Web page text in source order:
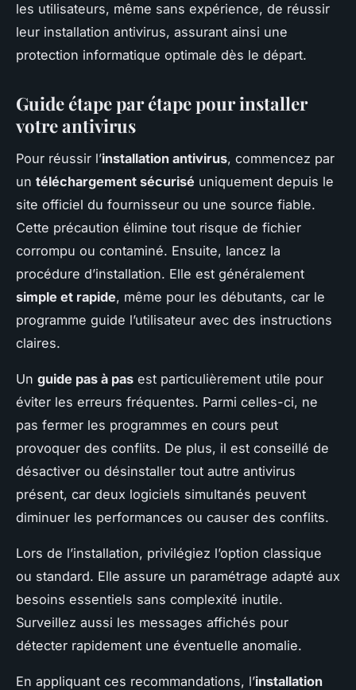
les utilisateurs, même sans expérience, de réussir
leur installation antivirus, assurant ainsi une
protection informatique optimale dès le départ.
Guide étape par étape pour installer
votre antivirus
Pour réussir l’installation antivirus, commencez par
un téléchargement sécurisé uniquement depuis le
site officiel du fournisseur ou une source fiable.
Cette précaution élimine tout risque de fichier
corrompu ou contaminé. Ensuite, lancez la
procédure d’installation. Elle est généralement
simple et rapide, même pour les débutants, car le
programme guide l’utilisateur avec des instructions
claires.
Un guide pas à pas est particulièrement utile pour
éviter les erreurs fréquentes. Parmi celles-ci, ne
pas fermer les programmes en cours peut
provoquer des conflits. De plus, il est conseillé de
désactiver ou désinstaller tout autre antivirus
présent, car deux logiciels simultanés peuvent
diminuer les performances ou causer des conflits.
Lors de l’installation, privilégiez l’option classique
ou standard. Elle assure un paramétrage adapté aux
besoins essentiels sans complexité inutile.
Surveillez aussi les messages affichés pour
détecter rapidement une éventuelle anomalie.
En appliquant ces recommandations, l’installation